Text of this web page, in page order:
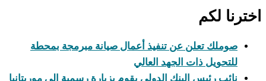
اخترنا لكم
صوملك تعلن عن تنفيذ أعمال صيانة مبرمجة بمحطة
للتحويل ذات الجهد العالي
نائب رئيس البنك الدولي يقوم بزيارة رسمية إلى موريتانيا